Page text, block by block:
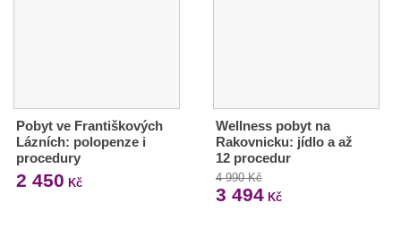
Pobyt ve Františkových
Lázních: polopenze i
procedury
2 450 Kč
Wellness pobyt na
Rakovnicku: jídlo a až
12 procedur
4 990 Kč
3 494Kč